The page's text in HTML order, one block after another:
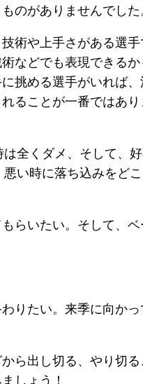
のがありませんでした
や上手さがある選
などでも表現できる
挑める選手がいれば
ることが一番ではあ
全くダメ、そして、
い時に落ち込みをど
らいたい。そして、
りたい。来季に向か
出し切る、やり切
しょう！